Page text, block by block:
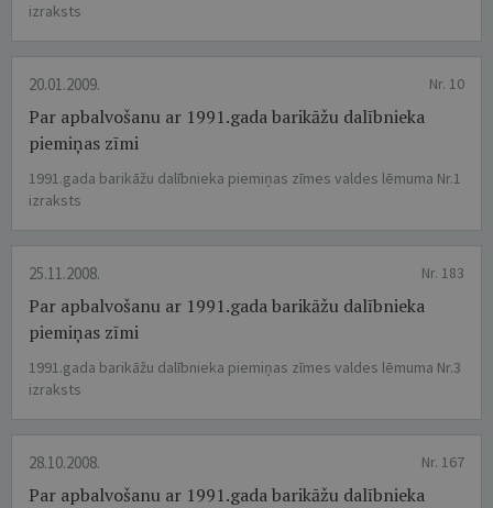
izraksts
20.01.2009. Nr. 10
Par apbalvošanu ar 1991.gada barikāžu dalībnieka
piemiņas zīmi
1991.gada barikāžu dalībnieka piemiņas zīmes valdes lēmuma Nr.1
izraksts
25.11.2008. Nr. 183
Par apbalvošanu ar 1991.gada barikāžu dalībnieka
piemiņas zīmi
1991.gada barikāžu dalībnieka piemiņas zīmes valdes lēmuma Nr.3
izraksts
28.10.2008. Nr. 167
Par apbalvošanu ar 1991.gada barikāžu dalībnieka